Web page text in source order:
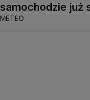
samochodzie już
METEO